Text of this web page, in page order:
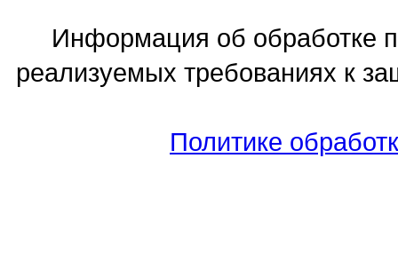
Информация об обработке
реализуемых требованиях к
Политике